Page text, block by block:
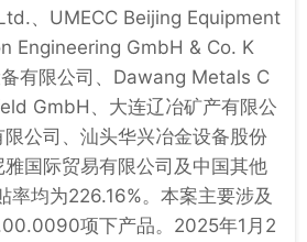
、UMECC Beijing Equipment
Engineering GmbH & Co. K
有限公司、Dawang Metals C
GmbH、大连辽冶矿产有限公
公司、汕头华兴冶金设备股份
国际贸易有限公司及中国其他
率均为226.16%。本案主要涉及
项下产品。2025年1月2